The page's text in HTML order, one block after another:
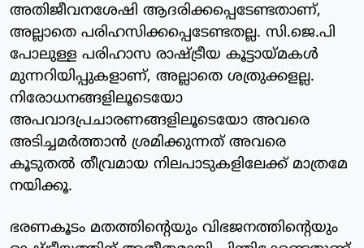
അതിജീവനശേഷി ആദരിക്കപ്പെടേണ്ടതാണ്,
അല്ലാതെ പരിഹസിക്കപ്പെടേണ്ടതല്ല. സി.ജെ.പി
പോലുള്ള പരിഹാസ രാഷ്ട്രീയ കൂട്ടായ്മകൾ
മുന്നറിയിപ്പുകളാണ്, അല്ലാതെ ശത്രുക്കളല്ല.
നിരോധനങ്ങളിലൂടെയോ
അപവാദപ്രചാരണങ്ങളിലൂടെയോ അവരെ
അടിച്ചമർത്താൻ ശ്രമിക്കുന്നത് അവരെ
കൂടുതൽ തീവ്രമായ നിലപാടുകളിലേക്ക് മാത്രമേ
നയിക്കൂ.
ഭരണകൂടം മതത്തിന്റെയും വിഭജനത്തിന്റെയും